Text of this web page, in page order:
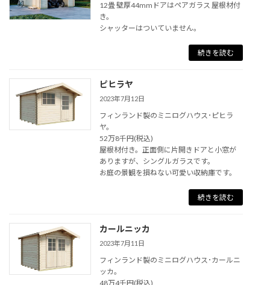
12畳 壁厚44mmドアはペアガラス 屋根材付
き。
シャッターはついていません。
続きを読む
ピヒラヤ
2023年7月12日
フィンランド製のミニログハウス･ピヒラ
ヤ。
52万8千円(税込)
屋根材付き。正面側に片開きドアと小窓が
ありますが、シングルガラスです。
お庭の景観を損ねない可愛い収納庫です。
続きを読む
カールニッカ
2023年7月11日
フィンランド製のミニログハウス･カールニ
ッカ。
48万4千円(税込)